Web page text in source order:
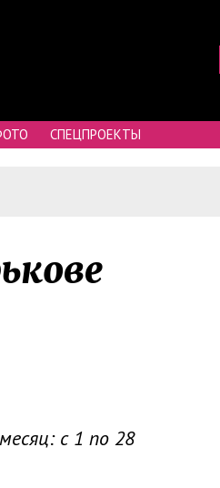
СПЕЦПРОЕКТЫ
с 1 по 28